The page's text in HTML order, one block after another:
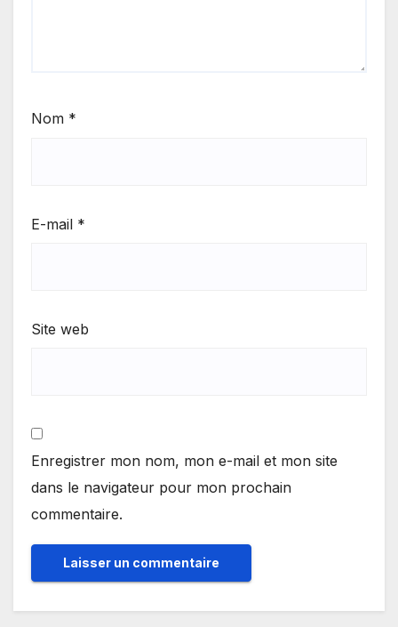
Nom *
E-mail *
Site web
Enregistrer mon nom, mon e-mail et mon site
dans le navigateur pour mon prochain
commentaire.